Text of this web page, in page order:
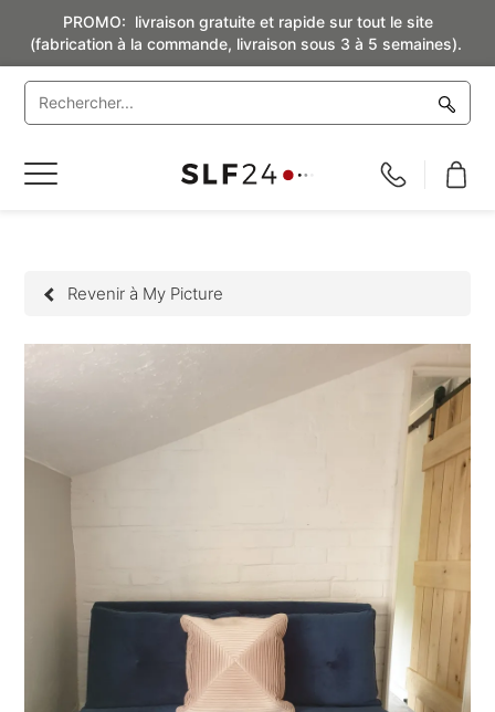
PROMO: livraison gratuite et rapide sur tout le site
(fabrication à la commande, livraison sous 3 à 5 semaines).
Basculer
Revenir à My Picture